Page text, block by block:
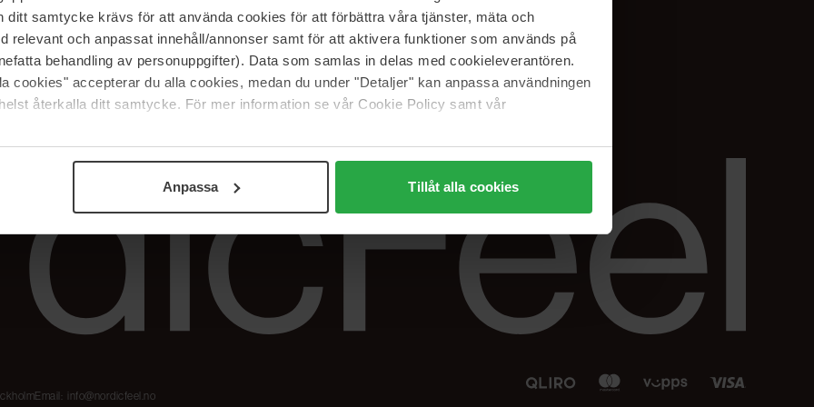
ditt samtycke krävs för att använda cookies för att förbättra våra tjänster, mäta och
relevant och anpassat innehåll/annonser samt för att aktivera funktioner som används på
behandling av personuppgifter). Data som samlas in delas med cookieleverantören.
cookies" accepterar du alla cookies, medan du under "Detaljer" kan anpassa användningen
återkalla ditt samtycke. För mer information se vår Cookie Policy samt vår
Anpassa Tillåt alla cookies
The Beauty Edit
Jobb hos oss
Samarbeidspartner
Spor bestillingen min
Retur og reklamasjon
Blush har blitt
Nordicfeel
Instagram
Linkedin
Email: info@nordicfeel.no